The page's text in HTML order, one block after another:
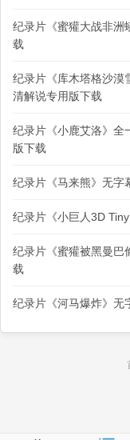
纪录片《蜜獾大战非洲
载
纪录片《库木塔格沙漠
清解说专用版下载
纪录片《小鹿艾洛》全
版下载
纪录片《马来熊》无字
纪录片《小巨人3D
纪录片《蜜獾被黑曼巴
载
纪录片《河马爆炸》无